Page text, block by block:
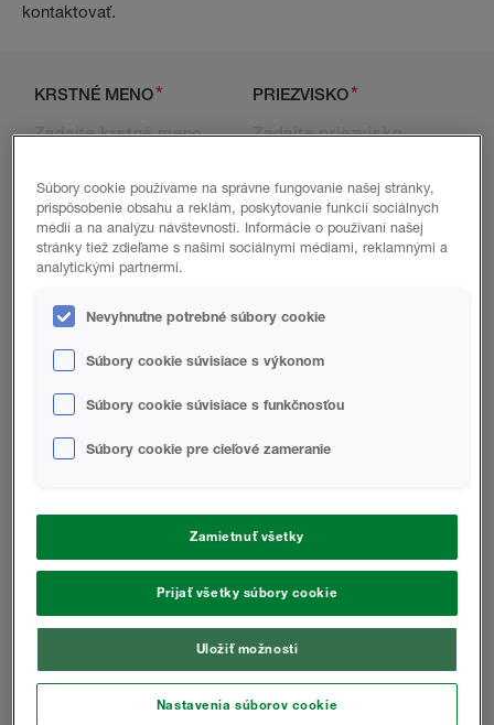
kontaktovať.
KRSTNÉ MENO PRIEZVISKO
E-MAIL
MESTO PSČ
ČO VÁS NAJLEPŠIE VYSTIHUJE?
STAVEBNÍK
DODÁVATEĽ
Súbory cookie používame na správne fungovanie našej stránky,
prispôsobenie obsahu a reklám, poskytovanie funkcií sociálnych
médií a na analýzu návštevnosti. Informácie o používaní našej
stránky tiež zdieľame s našimi sociálnymi médiami, reklamnými a
analytickými partnermi.
Nevyhnutne potrebné súbory cookie
Súbory cookie súvisiace s výkonom
Súbory cookie súvisiace s funkčnosťou
Súbory cookie pre cieľové zameranie
Zamietnuť všetky
Prijať všetky súbory cookie
Uložiť možnosti
Nastavenia súborov cookie